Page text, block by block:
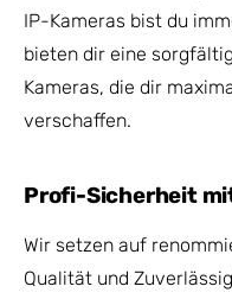
IP-Kameras bist du
bieten dir eine
Kameras, die dir
verschaffen.
Profi-Sicherheit
Wir setzen auf
Qualität und